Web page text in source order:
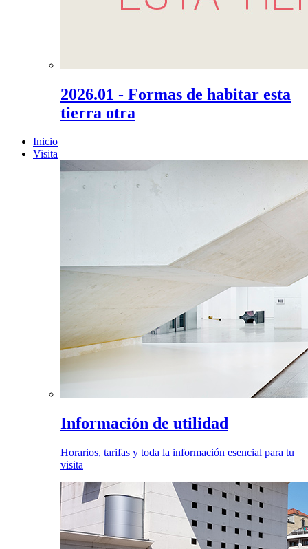
2026.01 - Formas de habitar esta
tierra otra
Inicio
Visita
Información de utilidad
Horarios, tarifas y toda la información esencial para tu
visita